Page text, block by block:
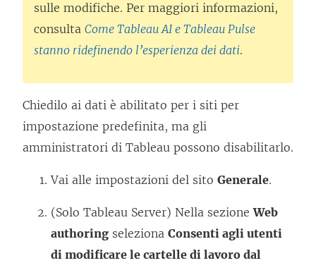
sulle modifiche. Per maggiori informazioni,
consulta Come Tableau AI e Tableau Pulse
stanno ridefinendo l’esperienza dei dati.
Chiedilo ai dati è abilitato per i siti per
impostazione predefinita, ma gli
amministratori di Tableau possono disabilitarlo.
Vai alle impostazioni del sito Generale.
(Solo Tableau Server) Nella sezioneWeb
authoring seleziona Consenti agli utenti
di modificare le cartelle di lavoro dal